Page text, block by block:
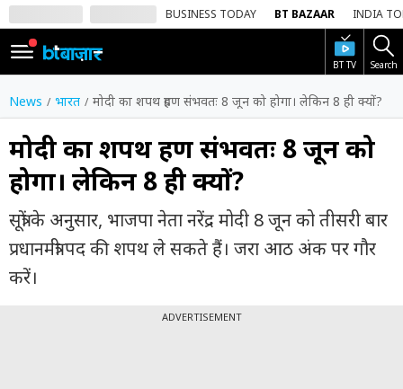
BUSINESS TODAY BT BAZAAR INDIA
BT TV Search
SIGN
IN
Dark
Mode
होम
शेयर
बाज़ार
News भारत मोदी का शपथ ग्रहण संभवतः 8 जून को होगा। लेकिन 8 ही क्यों?
मोदी का शपथ ग्रहण संभवतः 8 जून को
होगा। लेकिन 8 ही क्यों?
सूत्रों के अनुसार, भाजपा नेता नरेंद्र मोदी 8 जून को तीसरी बार
प्रधानमंत्री पद की शपथ ले सकते हैं। जरा आठ अंक पर गौर
करें।
ADVERTISEMENT